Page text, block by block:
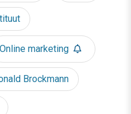
Online marketing
Brockmann